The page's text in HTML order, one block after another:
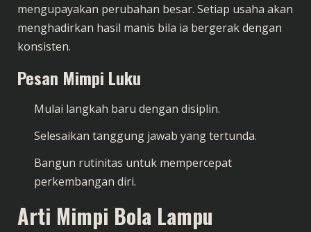
mengupayakan perubahan besar. Setiap usaha akan
menghadirkan hasil manis bila ia bergerak dengan
konsisten.
Pesan Mimpi Luku
Mulai langkah baru dengan disiplin.
Selesaikan tanggung jawab yang tertunda.
Bangun rutinitas untuk mempercepat
perkembangan diri.
Arti Mimpi Bola Lampu